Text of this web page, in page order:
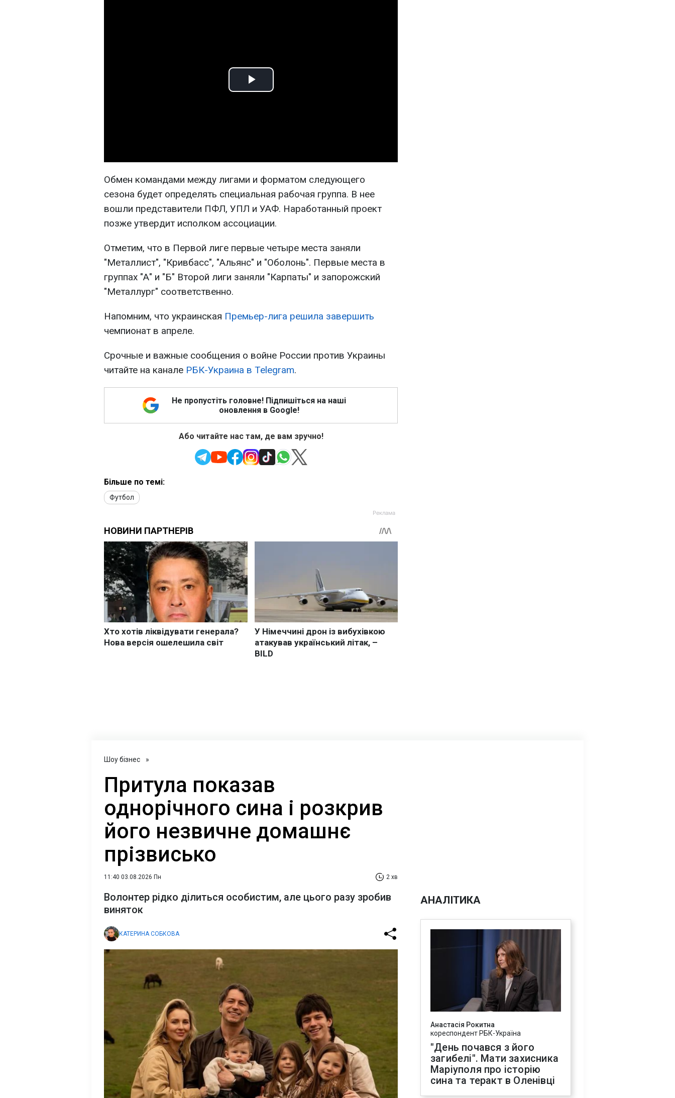
Play
Обмен командами между лигами и форматом следующего
сезона будет определять специальная рабочая группа. В нее
вошли представители ПФЛ, УПЛ и УАФ. Наработанный проект
позже утвердит исполком ассоциации.
Отметим, что в Первой лиге первые четыре места заняли
"Металлист", "Кривбасс", "Альянс" и "Оболонь". Первые места в
группах "А" и "Б" Второй лиги заняли "Карпаты" и запорожский
"Металлург" соответственно.
Напомним, что украинская Премьер-лига решила завершить
чемпионат в апреле.
Срочные и важные сообщения о войне России против Украины
читайте на канале РБК-Украина в Telegram.
Не пропустіть головне! Підпишіться на наші
оновлення в Google!
Або читайте нас там, де вам зручно!
Більше по темі:
Футбол
Шоу бізнес »
Притула показав
однорічного сина і розкрив
його незвичне домашнє
прізвисько
11:40 03.08.2026 Пн 2 хв
Волонтер рідко ділиться особистим, але цього разу зробив
виняток
КАТЕРИНА СОБКОВА
АНАЛІТИКА
Анастасія Рокитна
кореспондент РБК-Україна
"День почався з його
загибелі". Мати захисника
Маріуполя про історію
сина та теракт в Оленівці